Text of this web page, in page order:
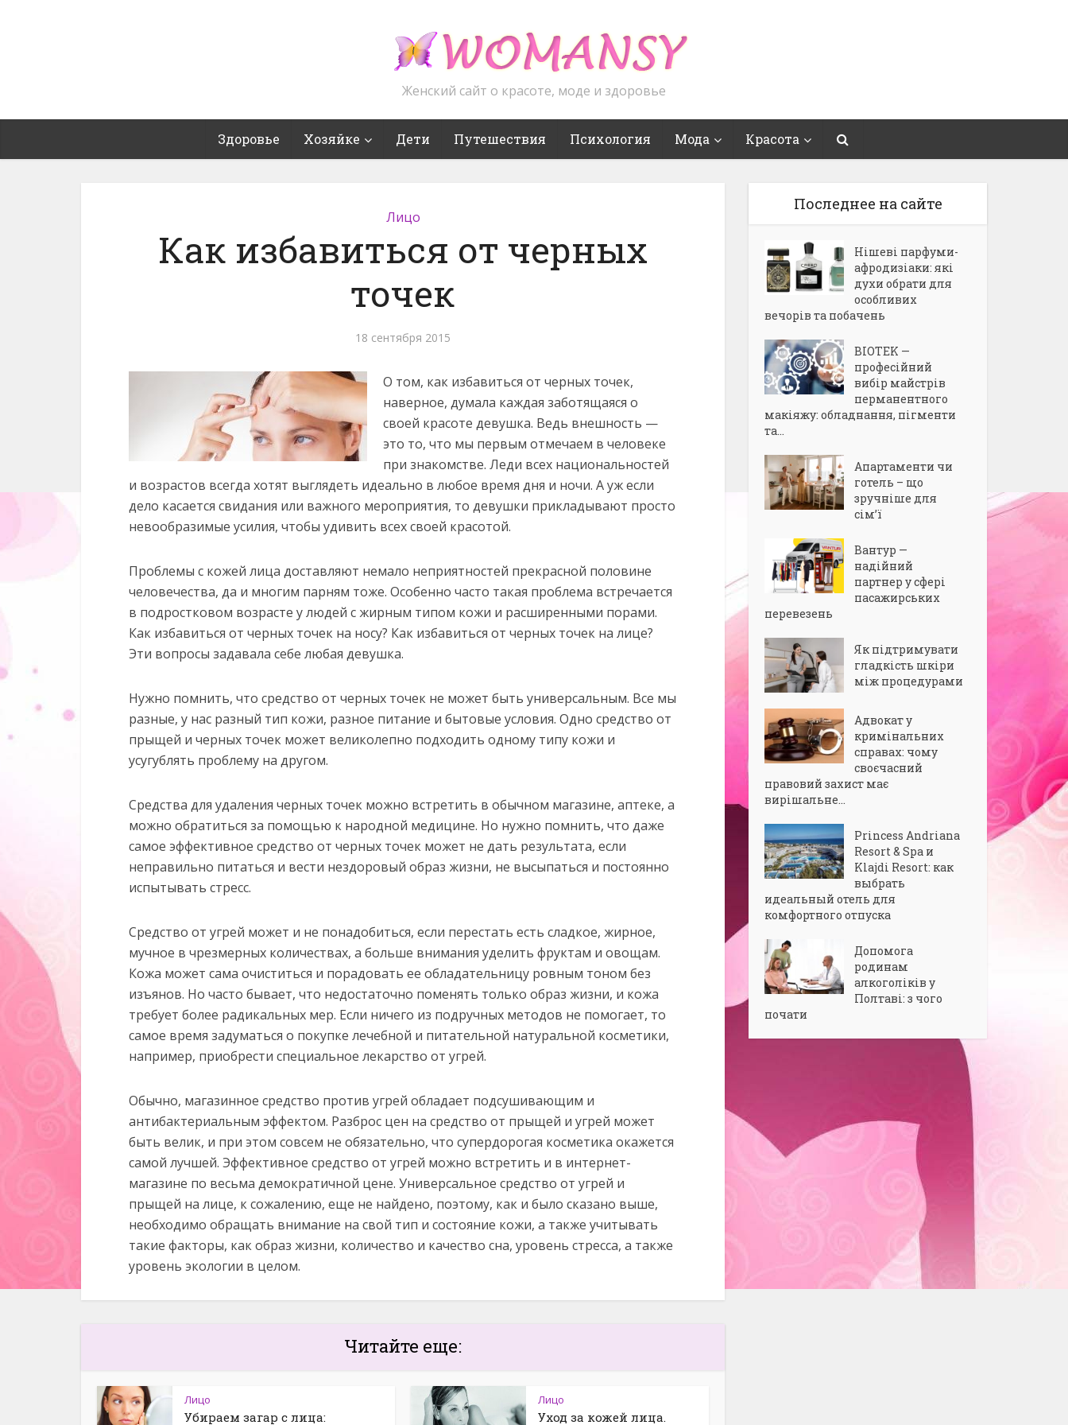
Женский сайт о красоте, моде и здоровье
Здоровье Хозяйке Дети Путешествия Психология Мода Красота
Лицо
Как избавиться от черных
точек
18 сентября 2015
О том, как избавиться от черных точек,
наверное, думала каждая заботящаяся о
своей красоте девушка. Ведь внешность —
это то, что мы первым отмечаем в человеке
при знакомстве. Леди всех национальностей
и возрастов всегда хотят выглядеть идеально в любое время дня и ночи. А уж если
дело касается свидания или важного мероприятия, то девушки прикладывают просто
невообразимые усилия, чтобы удивить всех своей красотой.
Проблемы с кожей лица доставляют немало неприятностей прекрасной половине
человечества, да и многим парням тоже. Особенно часто такая проблема встречается
в подростковом возрасте у людей с жирным типом кожи и расширенными порами.
Как избавиться от черных точек на носу? Как избавиться от черных точек на лице?
Эти вопросы задавала себе любая девушка.
Нужно помнить, что средство от черных точек не может быть универсальным. Все мы
разные, у нас разный тип кожи, разное питание и бытовые условия. Одно средство от
прыщей и черных точек может великолепно подходить одному типу кожи и
усугублять проблему на другом.
Средства для удаления черных точек можно встретить в обычном магазине, аптеке, а
можно обратиться за помощью к народной медицине. Но нужно помнить, что даже
самое эффективное средство от черных точек может не дать результата, если
неправильно питаться и вести нездоровый образ жизни, не высыпаться и постоянно
испытывать стресс.
Средство от угрей может и не понадобиться, если перестать есть сладкое, жирное,
мучное в чрезмерных количествах, а больше внимания уделить фруктам и овощам.
Кожа может сама очиститься и порадовать ее обладательницу ровным тоном без
изъянов. Но часто бывает, что недостаточно поменять только образ жизни, и кожа
требует более радикальных мер. Если ничего из подручных методов не помогает, то
самое время задуматься о покупке лечебной и питательной натуральной косметики,
например, приобрести специальное лекарство от угрей.
Обычно, магазинное средство против угрей обладает подсушивающим и
антибактериальным эффектом. Разброс цен на средство от прыщей и угрей может
быть велик, и при этом совсем не обязательно, что супердорогая косметика окажется
самой лучшей. Эффективное средство от угрей можно встретить и в интернет-
магазине по весьма демократичной цене. Универсальное средство от угрей и
прыщей на лице, к сожалению, еще не найдено, поэтому, как и было сказано выше,
необходимо обращать внимание на свой тип и состояние кожи, а также учитывать
такие факторы, как образ жизни, количество и качество сна, уровень стресса, а также
уровень экологии в целом.
Читайте еще:
Лицо
Убираем загар с лица:
Лицо
Уход за кожей лица.
Последнее на сайте
Нішеві парфуми-
афродизіаки: які
духи обрати для
особливих
вечорів та побачень
BIOTEK —
професійний
вибір майстрів
перманентного
макіяжу: обладнання, пігменти
та...
Апартаменти чи
готель – що
зручніше для
сім’ї
Вантур —
надійний
партнер у сфері
пасажирських
перевезень
Як підтримувати
гладкість шкіри
між процедурами
Адвокат у
кримінальних
справах: чому
своєчасний
правовий захист має
вирішальне...
Princess Andriana
Resort & Spa и
Klajdi Resort: как
выбрать
идеальный отель для
комфортного отпуска
Допомога
родинам
алкоголіків у
Полтаві: з чого
почати